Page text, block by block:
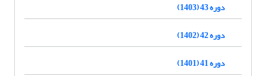
دوره 43 (1403)
دوره 42 (1402)
دوره 41 (1401)